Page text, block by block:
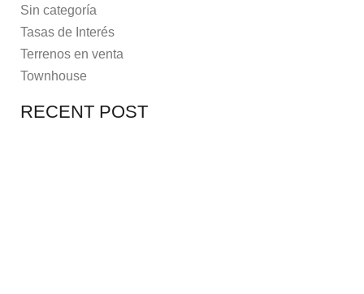
Sin categoría
Tasas de Interés
Terrenos en venta
Townhouse
RECENT POST